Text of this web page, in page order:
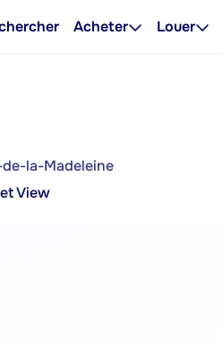
Acheter Louer
de-la-Madeleine
View